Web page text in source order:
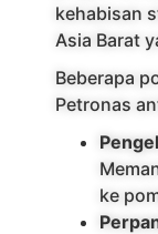
kehabisan
Asia Barat
Beberapa
Petronas
ke